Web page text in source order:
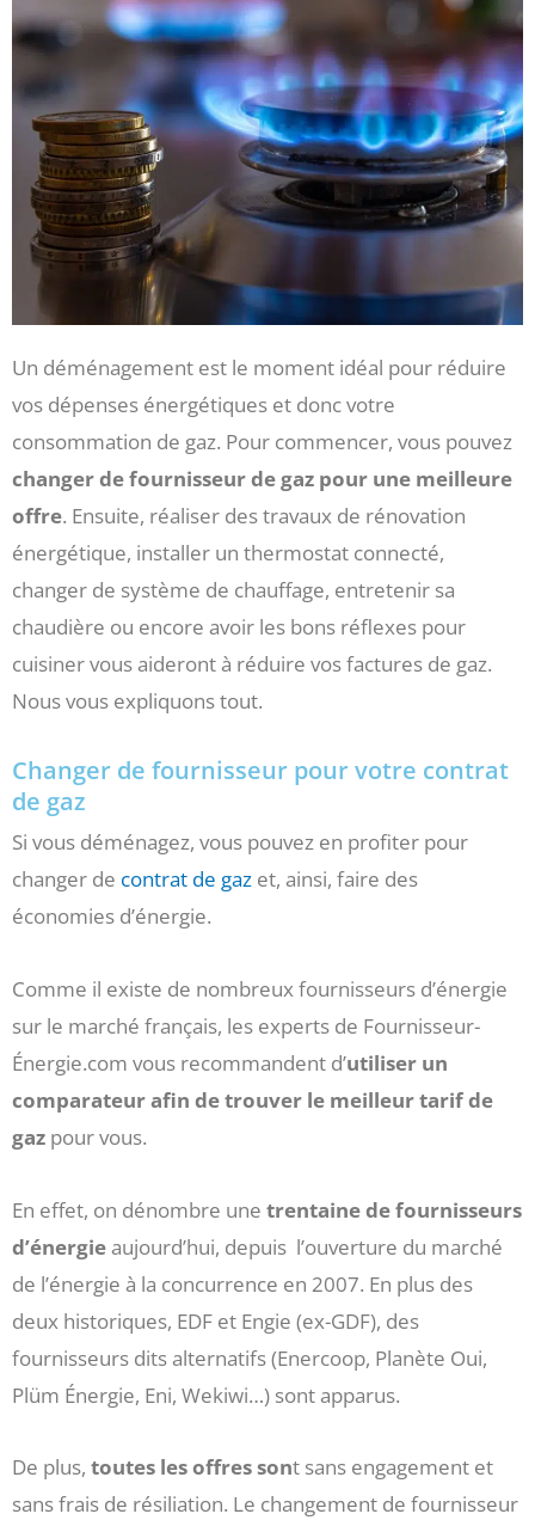
Un déménagement est le moment idéal pour réduire
vos dépenses énergétiques et donc votre
consommation de gaz. Pour commencer, vous pouvez
changer de fournisseur de gaz pour une meilleure
offre. Ensuite, réaliser des travaux de rénovation
énergétique, installer un thermostat connecté,
changer de système de chauffage, entretenir sa
chaudière ou encore avoir les bons réflexes pour
cuisiner vous aideront à réduire vos factures de gaz.
Nous vous expliquons tout.
Changer de fournisseur pour votre contrat
de gaz
Si vous déménagez, vous pouvez en profiter pour
changer de contrat de gaz et, ainsi, faire des
économies d’énergie.
Comme il existe de nombreux fournisseurs d’énergie
sur le marché français, les experts de Fournisseur-
Énergie.com vous recommandent d’utiliser un
comparateur afin de trouver le meilleur tarif de
gaz pour vous.
En effet, on dénombre une trentaine de fournisseurs
d’énergieaujourd’hui, depuis l’ouverture du marché
de l’énergie à la concurrence en 2007. En plus des
deux historiques, EDF et Engie (ex-GDF), des
fournisseurs dits alternatifs (Enercoop, Planète Oui,
Plüm Énergie, Eni, Wekiwi…) sont apparus.
De plus, toutes les offres sont sans engagement et
sans frais de résiliation. Le changement de fournisseur